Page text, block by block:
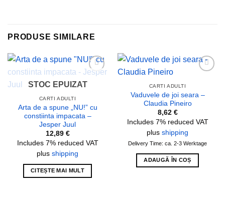
PRODUSE SIMILARE
Add to
STOC EPUIZAT
CARTI ADULTI
Arta de a spune „NU!” cu
constiinta impacata –
Jesper Juul
12,89 €
Includes 7% reduced VAT
plus shipping
CITEȘTE MAI MULT
CARTI ADULTI
Vaduvele de joi seara –
Claudia Pineiro
8,62 €
Includes 7% reduced VAT
plus shipping
Delivery Time: ca. 2-3 Werktage
ADAUGĂ ÎN COȘ